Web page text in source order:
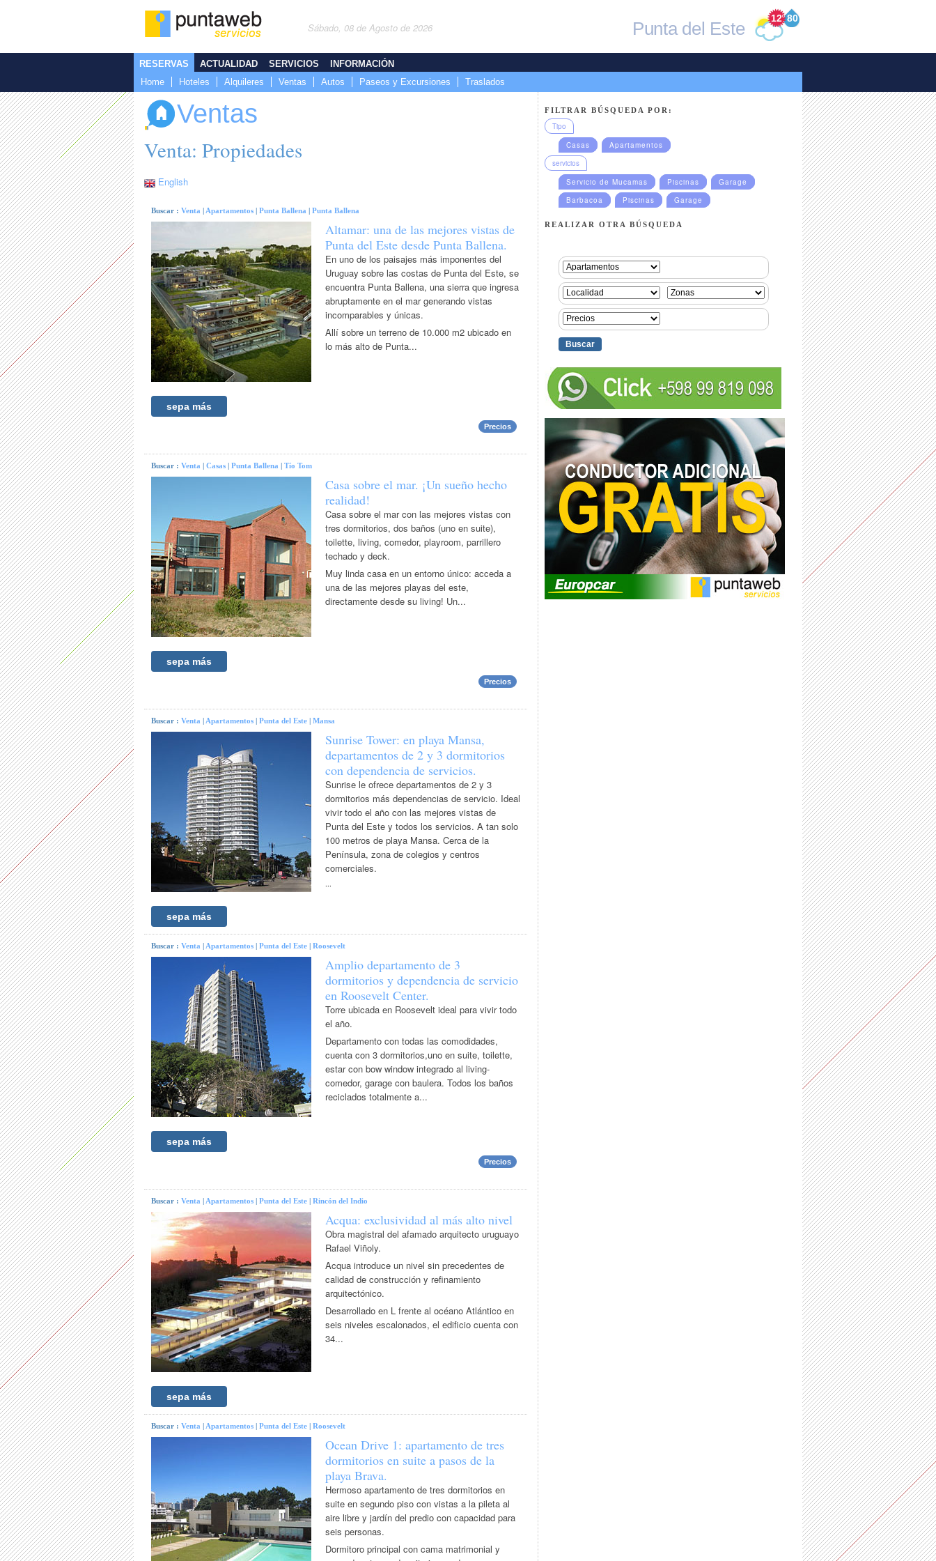
Sábado, 08 de Agosto de 2026
80
12°
Punta del Este
RESERVAS
Home
Hoteles Alquileres Ventas Autos Paseos y Excursiones Traslados
ACTUALIDAD SERVICIOS INFORMACIÓN
Ventas
Venta: Propiedades
English
Buscar : Venta Apartamentos Punta Ballena Punta Ballena
Altamar: una de las mejores vistas de
Punta del Este desde Punta Ballena.
En uno de los paisajes más imponentes del
Uruguay sobre las costas de Punta del Este, se
encuentra Punta Ballena, una sierra que ingresa
abruptamente en el mar generando vistas
incomparables y únicas.
Allí sobre un terreno de 10.000 m2 ubicado en
lo más alto de Punta...
sepa más
Precios
Buscar : Venta Casas Punta Ballena Tío Tom
Casa sobre el mar. ¡Un sueño hecho
realidad!
Casa sobre el mar con las mejores vistas con
tres dormitorios, dos baños (uno en suite),
toilette, living, comedor, playroom, parrillero
techado y deck.
Muy linda casa en un entorno único: acceda a
una de las mejores playas del este,
directamente desde su living! Un...
sepa más
Precios
Buscar : Venta Apartamentos Punta del Este Mansa
Sunrise Tower: en playa Mansa,
departamentos de 2 y 3 dormitorios
con dependencia de servicios.
Sunrise le ofrece departamentos de 2 y 3
dormitorios más dependencias de servicio. Ideal
vivir todo el año con las mejores vistas de
Punta del Este y todos los servicios. A tan solo
100 metros de playa Mansa. Cerca de la
Península, zona de colegios y centros
comerciales.
...
sepa más
Buscar : Venta Apartamentos Punta del Este Roosevelt
Amplio departamento de 3
dormitorios y dependencia de servicio
en Roosevelt Center.
Torre ubicada en Roosevelt ideal para vivir todo
el año.
Departamento con todas las comodidades,
cuenta con 3 dormitorios,uno en suite, toilette,
estar con bow window integrado al living-
comedor, garage con baulera. Todos los baños
reciclados totalmente a...
sepa más
Precios
Buscar : Venta Apartamentos Punta del Este Rincón del Indio
Acqua: exclusividad al más alto nivel
Obra magistral del afamado arquitecto uruguayo
Rafael Viñoly.
Acqua introduce un nivel sin precedentes de
calidad de construcción y refinamiento
arquitectónico.
Desarrollado en L frente al océano Atlántico en
seis niveles escalonados, el edificio cuenta con
34...
sepa más
Buscar : Venta Apartamentos Punta del Este Roosevelt
Ocean Drive 1: apartamento de tres
dormitorios en suite a pasos de la
playa Brava.
Hermoso apartamento de tres dormitorios en
suite en segundo piso con vistas a la pileta al
aire libre y jardín del predio con capacidad para
seis personas.
Dormitoro principal con cama matrimonial y
FILTRAR BÚSQUEDA POR:
Tipo
Casas
Apartamentos
servicios
Servicio de Mucamas
Piscinas
Garage
Barbacoa
Piscinas Garage
REALIZAR OTRA BÚSQUEDA